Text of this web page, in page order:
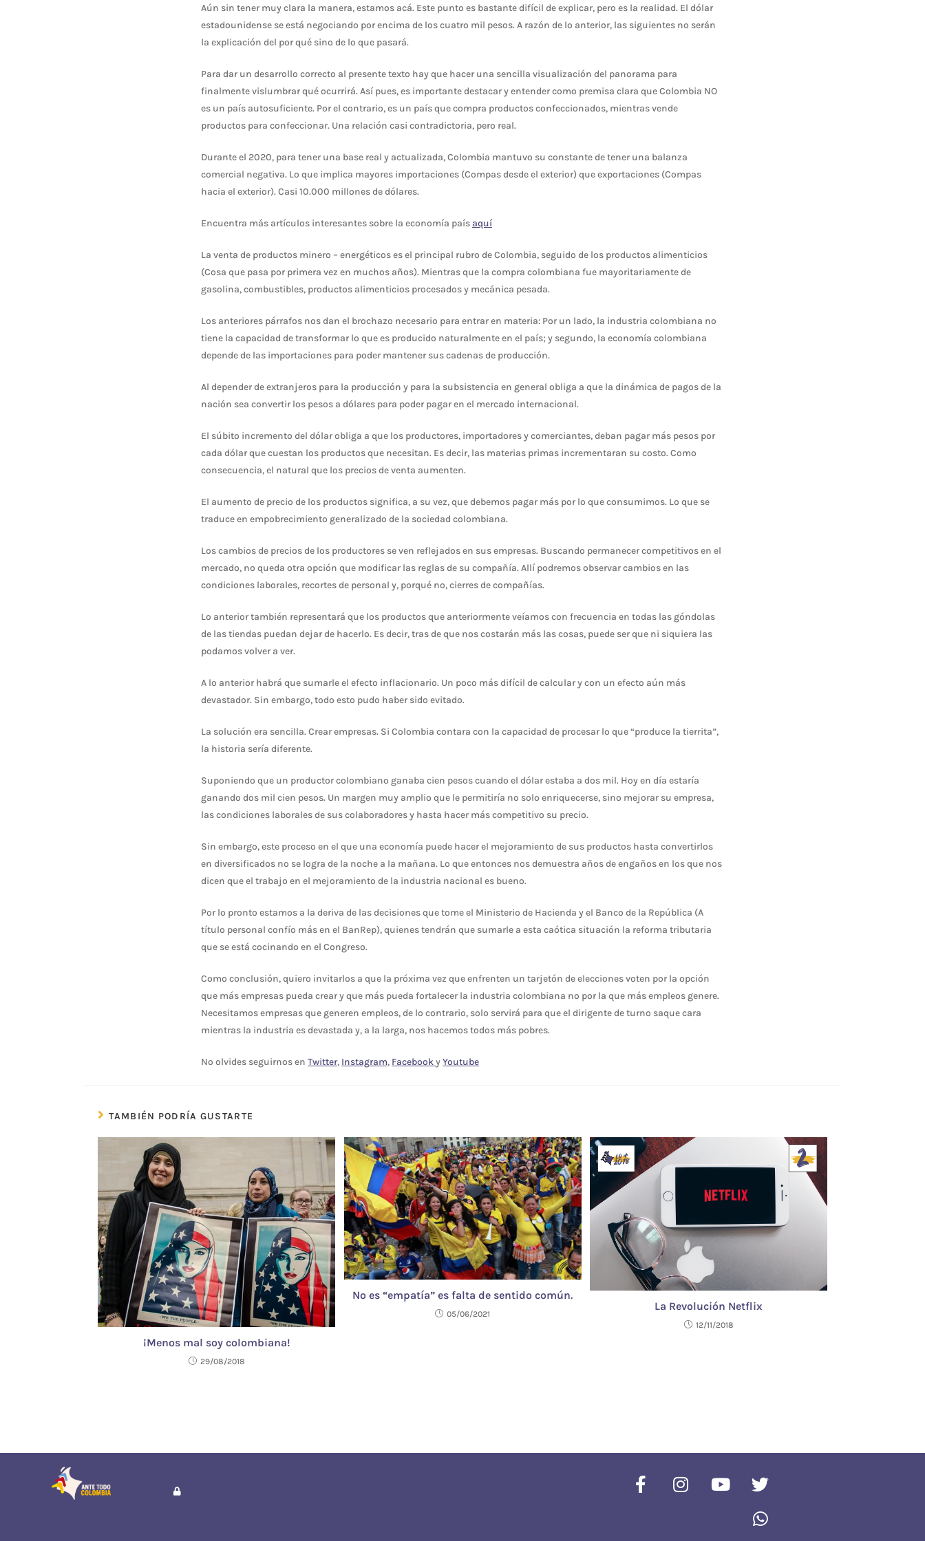
Aún sin tener muy clara la manera, estamos acá. Este punto es bastante difícil de explicar, pero es la realidad. El dólar
estadounidense se está negociando por encima de los cuatro mil pesos. A razón de lo anterior, las siguientes no serán
la explicación del por qué sino de lo que pasará.
Para dar un desarrollo correcto al presente texto hay que hacer una sencilla visualización del panorama para
finalmente vislumbrar qué ocurrirá. Así pues, es importante destacar y entender como premisa clara que Colombia NO
es un país autosuficiente. Por el contrario, es un país que compra productos confeccionados, mientras vende
productos para confeccionar. Una relación casi contradictoria, pero real.
Durante el 2020, para tener una base real y actualizada, Colombia mantuvo su constante de tener una balanza
comercial negativa. Lo que implica mayores importaciones (Compas desde el exterior) que exportaciones (Compas
hacia el exterior). Casi 10.000 millones de dólares.
Encuentra más artículos interesantes sobre la economía país aquí
La venta de productos minero – energéticos es el principal rubro de Colombia, seguido de los productos alimenticios
(Cosa que pasa por primera vez en muchos años). Mientras que la compra colombiana fue mayoritariamente de
gasolina, combustibles, productos alimenticios procesados y mecánica pesada.
Los anteriores párrafos nos dan el brochazo necesario para entrar en materia: Por un lado, la industria colombiana no
tiene la capacidad de transformar lo que es producido naturalmente en el país; y segundo, la economía colombiana
depende de las importaciones para poder mantener sus cadenas de producción.
Al depender de extranjeros para la producción y para la subsistencia en general obliga a que la dinámica de pagos de la
nación sea convertir los pesos a dólares para poder pagar en el mercado internacional.
El súbito incremento del dólar obliga a que los productores, importadores y comerciantes, deban pagar más pesos por
cada dólar que cuestan los productos que necesitan. Es decir, las materias primas incrementaran su costo. Como
consecuencia, el natural que los precios de venta aumenten.
El aumento de precio de los productos significa, a su vez, que debemos pagar más por lo que consumimos. Lo que se
traduce en empobrecimiento generalizado de la sociedad colombiana.
Los cambios de precios de los productores se ven reflejados en sus empresas. Buscando permanecer competitivos en el
mercado, no queda otra opción que modificar las reglas de su compañía. Allí podremos observar cambios en las
condiciones laborales, recortes de personal y, porqué no, cierres de compañías.
Lo anterior también representará que los productos que anteriormente veíamos con frecuencia en todas las góndolas
de las tiendas puedan dejar de hacerlo. Es decir, tras de que nos costarán más las cosas, puede ser que ni siquiera las
podamos volver a ver.
A lo anterior habrá que sumarle el efecto inflacionario. Un poco más difícil de calcular y con un efecto aún más
devastador. Sin embargo, todo esto pudo haber sido evitado.
La solución era sencilla. Crear empresas. Si Colombia contara con la capacidad de procesar lo que “produce la tierrita”,
la historia sería diferente.
Suponiendo que un productor colombiano ganaba cien pesos cuando el dólar estaba a dos mil. Hoy en día estaría
ganando dos mil cien pesos. Un margen muy amplio que le permitiría no solo enriquecerse, sino mejorar su empresa,
las condiciones laborales de sus colaboradores y hasta hacer más competitivo su precio.
Sin embargo, este proceso en el que una economía puede hacer el mejoramiento de sus productos hasta convertirlos
en diversificados no se logra de la noche a la mañana. Lo que entonces nos demuestra años de engaños en los que nos
dicen que el trabajo en el mejoramiento de la industria nacional es bueno.
Por lo pronto estamos a la deriva de las decisiones que tome el Ministerio de Hacienda y el Banco de la República (A
título personal confío más en el BanRep), quienes tendrán que sumarle a esta caótica situación la reforma tributaria
que se está cocinando en el Congreso.
Como conclusión, quiero invitarlos a que la próxima vez que enfrenten un tarjetón de elecciones voten por la opción
que más empresas pueda crear y que más pueda fortalecer la industria colombiana no por la que más empleos genere.
Necesitamos empresas que generen empleos, de lo contrario, solo servirá para que el dirigente de turno saque cara
mientras la industria es devastada y, a la larga, nos hacemos todos más pobres.
No olvides seguirnos en Twitter, Instagram, FacebookyYoutube
TAMBIÉN PODRÍA GUSTARTE
¡Menos mal soy colombiana!
29/08/2018
No es “empatía” es falta de sentido común.
05/06/2021
La Revolución Netflix
12/11/2018